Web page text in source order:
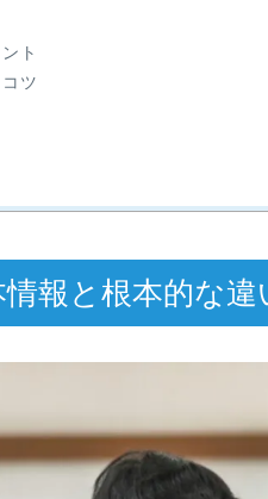
ト
ツ
報と根本的な違